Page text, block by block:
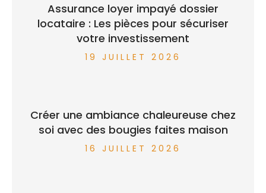
Assurance loyer impayé dossier
locataire : Les pièces pour sécuriser
votre investissement
19 JUILLET 2026
Créer une ambiance chaleureuse chez
soi avec des bougies faites maison
16 JUILLET 2026